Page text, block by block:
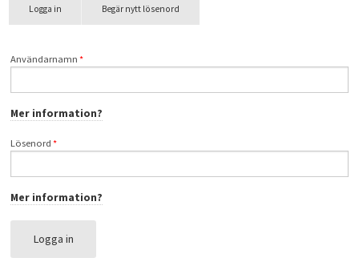
HEM
FÖRENINGAR
PLAY
Primära flikar
Logga in Begär nytt lösenord
Användarnamn*
Mer information?
Lösenord*
Mer information?
Logga in